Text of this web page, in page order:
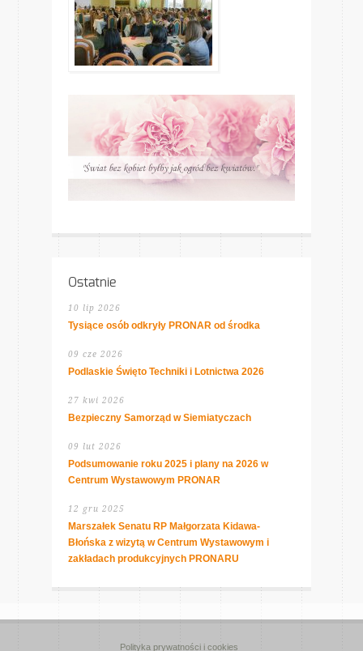
Ostatnie
10 lip 2026
Tysiące osób odkryły PRONAR od środka
09 cze 2026
Podlaskie Święto Techniki i Lotnictwa 2026
27 kwi 2026
Bezpieczny Samorząd w Siemiatyczach
09 lut 2026
Podsumowanie roku 2025 i plany na 2026 w
Centrum Wystawowym PRONAR
12 gru 2025
Marszałek Senatu RP Małgorzata Kidawa-
Błońska z wizytą w Centrum Wystawowym i
zakładach produkcyjnych PRONARU
Polityka prywatności i cookies